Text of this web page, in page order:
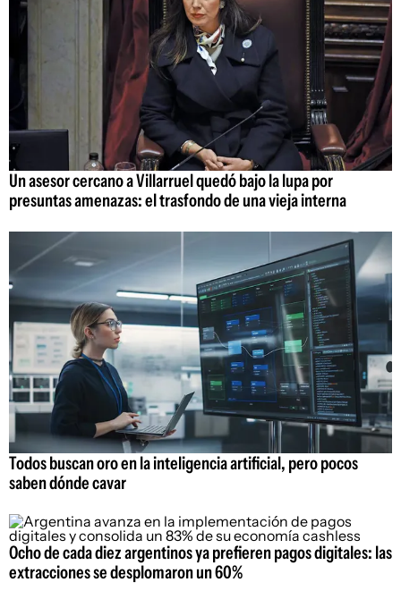
Un asesor cercano a Villarruel quedó bajo la lupa por
presuntas amenazas: el trasfondo de una vieja interna
Todos buscan oro en la inteligencia artificial, pero pocos
saben dónde cavar
Ocho de cada diez argentinos ya prefieren pagos digitales: las
extracciones se desplomaron un 60%